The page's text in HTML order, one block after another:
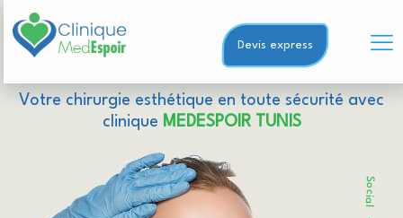
Devis express
Votre chirurgie esthétique en toute sécurité avec
clinique MEDESPOIR TUNIS
Social